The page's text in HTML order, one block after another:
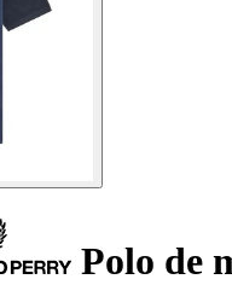
Polo de